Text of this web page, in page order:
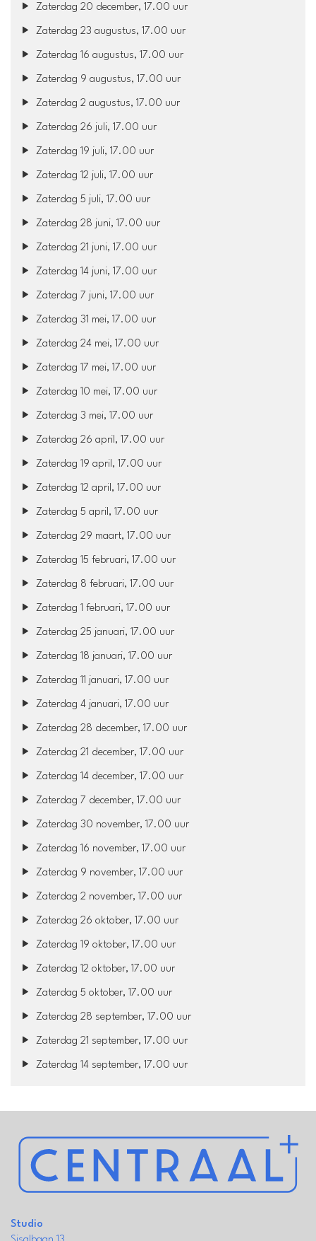
Zaterdag 20 december, 17.00 uur
Zaterdag 23 augustus, 17.00 uur
Zaterdag 16 augustus, 17.00 uur
Zaterdag 9 augustus, 17.00 uur
Zaterdag 2 augustus, 17.00 uur
Zaterdag 26 juli, 17.00 uur
Zaterdag 19 juli, 17.00 uur
Zaterdag 12 juli, 17.00 uur
Zaterdag 5 juli, 17.00 uur
Zaterdag 28 juni, 17.00 uur
Zaterdag 21 juni, 17.00 uur
Zaterdag 14 juni, 17.00 uur
Zaterdag 7 juni, 17.00 uur
Zaterdag 31 mei, 17.00 uur
Zaterdag 24 mei, 17.00 uur
Zaterdag 17 mei, 17.00 uur
Zaterdag 10 mei, 17.00 uur
Zaterdag 3 mei, 17.00 uur
Zaterdag 26 april, 17.00 uur
Zaterdag 19 april, 17.00 uur
Zaterdag 12 april, 17.00 uur
Zaterdag 5 april, 17.00 uur
Zaterdag 29 maart, 17.00 uur
Zaterdag 15 februari, 17.00 uur
Zaterdag 8 februari, 17.00 uur
Zaterdag 1 februari, 17.00 uur
Zaterdag 25 januari, 17.00 uur
Zaterdag 18 januari, 17.00 uur
Zaterdag 11 januari, 17.00 uur
Zaterdag 4 januari, 17.00 uur
Zaterdag 28 december, 17.00 uur
Zaterdag 21 december, 17.00 uur
Zaterdag 14 december, 17.00 uur
Zaterdag 7 december, 17.00 uur
Zaterdag 30 november, 17.00 uur
Zaterdag 16 november, 17.00 uur
Zaterdag 9 november, 17.00 uur
Zaterdag 2 november, 17.00 uur
Zaterdag 26 oktober, 17.00 uur
Zaterdag 19 oktober, 17.00 uur
Zaterdag 12 oktober, 17.00 uur
Zaterdag 5 oktober, 17.00 uur
Zaterdag 28 september, 17.00 uur
Zaterdag 21 september, 17.00 uur
Zaterdag 14 september, 17.00 uur
Studio